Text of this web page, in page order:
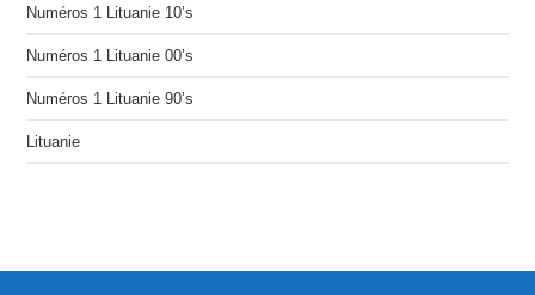
Numéros 1 Lituanie 10’s
Numéros 1 Lituanie 00’s
Numéros 1 Lituanie 90’s
Lituanie